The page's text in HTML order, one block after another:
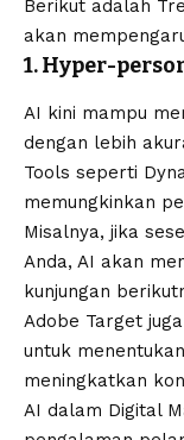
Berikut adalah
akan
1. Hyper-
AI kini mampu
dengan lebih
Tools seperti
memungkinkan
Misalnya, jika
Anda, AI akan
kunjungan
Adobe Target
untuk
meningkatkan
AI dalam Digital